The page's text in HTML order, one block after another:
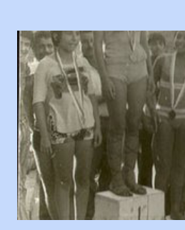
ve ürünlerini Bursa şehrinde
protesto eylemiyle
adına açıklama yapan şahsı
söylüyoruz. Bu son uyarımızdır.
ait tanıtıcı ilanların asılmasına
Belediyesi ile mağazaların
de kınıyoruz'' diye de eklemiş ..
yazının hemen ardından bu habe...